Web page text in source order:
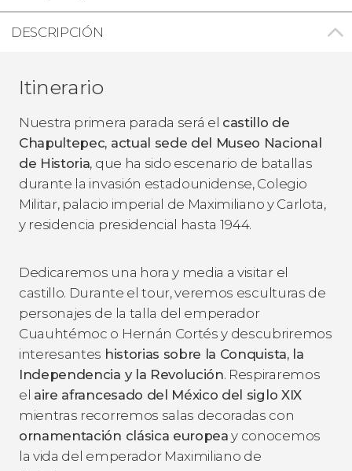
DESCRIPCIÓN
Itinerario
Nuestra primera parada será el castillo de
Chapultepec, actual sede del Museo Nacional
de Historia, que ha sido escenario de batallas
durante la invasión estadounidense, Colegio
Militar, palacio imperial de Maximiliano y Carlota,
y residencia presidencial hasta 1944.
Dedicaremos una hora y media a visitar el
castillo. Durante el tour, veremos esculturas de
personajes de la talla del emperador
Cuauhtémoc o Hernán Cortés y descubriremos
interesantes historias sobre la Conquista, la
Independencia y la Revolución. Respiraremos
el aire afrancesado del México del siglo XIX
mientras recorremos salas decoradas con
ornamentación clásica europea y conocemos
la vida del emperador Maximiliano de